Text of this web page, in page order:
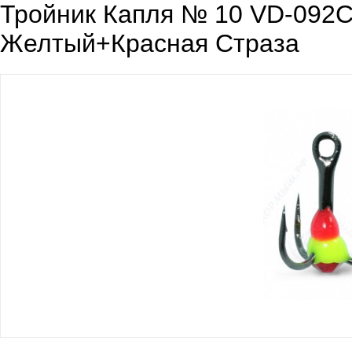
Тройник Капля № 10 VD-
Желтый+Красная Страза